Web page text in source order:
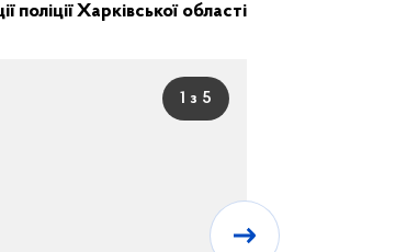
поліції Харківської області
1 з 5